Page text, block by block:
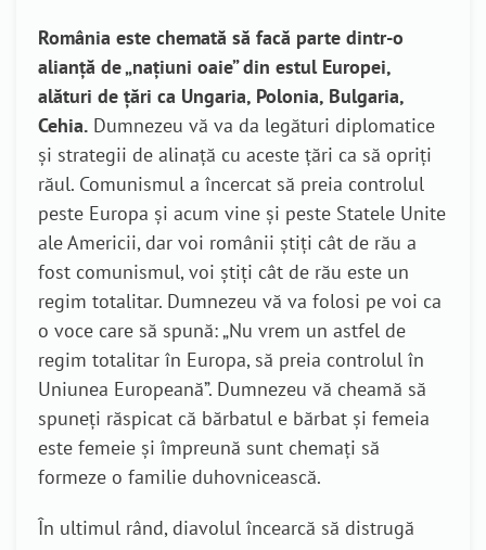
România este chemată să facă parte dintr-o
alianță de „națiuni oaie” din estul Europei,
alături de țări ca Ungaria, Polonia, Bulgaria,
Cehia. Dumnezeu vă va da legături diplomatice
și strategii de alinață cu aceste țări ca să opriți
răul. Comunismul a încercat să preia controlul
peste Europa și acum vine și peste Statele Unite
ale Americii, dar voi românii știți cât de rău a
fost comunismul, voi știți cât de rău este un
regim totalitar. Dumnezeu vă va folosi pe voi ca
o voce care să spună: „Nu vrem un astfel de
regim totalitar în Europa, să preia controlul în
Uniunea Europeană”. Dumnezeu vă cheamă să
spuneți răspicat că bărbatul e bărbat și femeia
este femeie și împreună sunt chemați să
formeze o familie duhovnicească.
În ultimul rând, diavolul încearcă să distrugă